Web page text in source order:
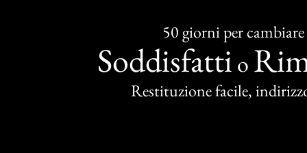
50 giorni per cambiare
Soddisfatti o
Restituzione facile,